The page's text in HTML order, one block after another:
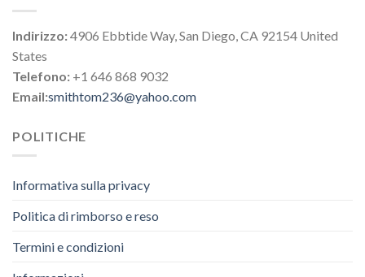
Indirizzo:4906 Ebbtide Way, San Diego, CA 92154 United
States
Telefono: +1 646 868 9032
Email:smithtom236@yahoo.com
POLITICHE
Informativa sulla privacy
Politica di rimborso e reso
Termini e condizioni